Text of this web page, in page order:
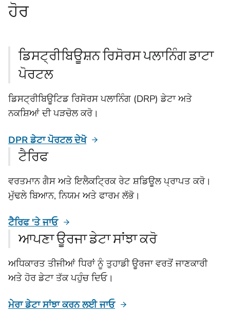
ਹੋਰ
ਡਿਸਟ੍ਰੀਬਿਊਸ਼ਨ ਰਿਸੋਰਸ ਪਲਾਨਿੰਗ ਡਾਟਾ
ਪੋਰਟਲ
ਡਿਸਟ੍ਰੀਬਿਊਟਿਡ ਰਿਸੋਰਸ ਪਲਾਨਿੰਗ (DRP) ਡੇਟਾ ਅਤੇ
ਨਕਸ਼ਿਆਂ ਦੀ ਪੜਚੋਲ ਕਰੋ।
DPR ਡੇਟਾ ਪੋਰਟਲ ਦੇਖੋ
ਟੈਰਿਫ
ਵਰਤਮਾਨ ਗੈਸ ਅਤੇ ਇਲੈਕਟ੍ਰਿਕ ਰੇਟ ਸ਼ਡਿਊਲ ਪ੍ਰਾਪਤ ਕਰੋ।
ਮੁੱਢਲੇ ਬਿਆਨ, ਨਿਯਮ ਅਤੇ ਫਾਰਮ ਲੱਭੋ।
ਟੈਰਿਫ 'ਤੇ ਜਾਓ
ਆਪਣਾ ਊਰਜਾ ਡੇਟਾ ਸਾਂਝਾ ਕਰੋ
ਅਧਿਕਾਰਤ ਤੀਜੀਆਂ ਧਿਰਾਂ ਨੂੰ ਤੁਹਾਡੀ ਊਰਜਾ ਵਰਤੋਂ ਜਾਣਕਾਰੀ
ਅਤੇ ਹੋਰ ਡੇਟਾ ਤੱਕ ਪਹੁੰਚ ਦਿਓ।
ਮੇਰਾ ਡੇਟਾ ਸਾਂਝਾ ਕਰਨ ਲਈ ਜਾਓ